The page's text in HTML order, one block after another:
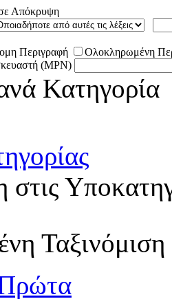
Απόκρυψη
Περιγραφή
Ολοκληρωμένη
(MPN)
Κατηγορία
στις
Ταξινόμιση